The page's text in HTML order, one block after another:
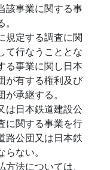
該事業に関する事
規定する調査に関
て行なうこととな
る事業に関し日本
が有する権利及び
承継する。
は日本鉄道建設公
に関する事業を行
路公団又は日本鉄
ない。
法については、